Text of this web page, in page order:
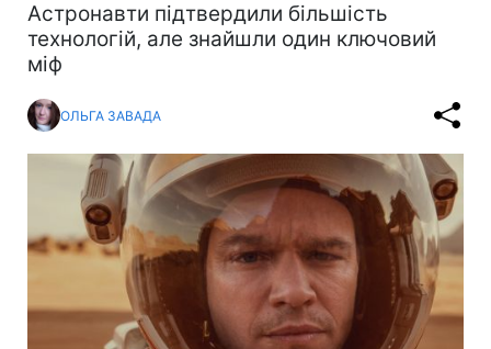
Астронавти підтвердили більшість
технологій, але знайшли один ключовий
міф
ОЛЬГА ЗАВАДА